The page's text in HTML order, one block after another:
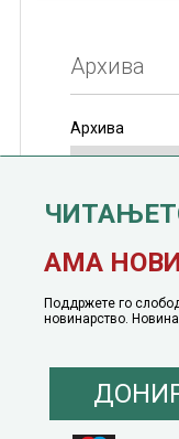
Архива
Архива
јануари, 1991
АМА
Поддржете го
новинарство.